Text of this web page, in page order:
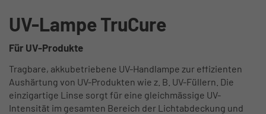
UV-Lampe TruCure
Für UV-Produkte
Tragbare, akkubetriebene UV-Handlampe zur effizienten
Aushärtung von UV-Produkten wie z. B. UV-Füllern. Die
einzigartige Linse sorgt für eine gleichmässige UV-
Intensität im gesamten Bereich der Lichtabdeckung und